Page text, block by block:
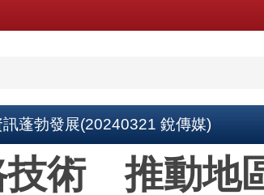
蓬勃發展(20240321 銳傳媒)
技術 推動地